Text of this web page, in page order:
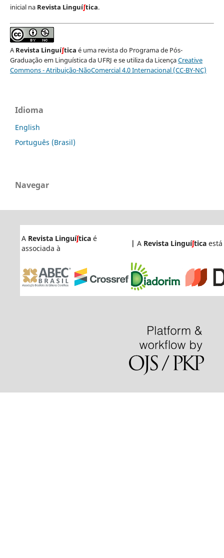
inicial na Revista Linguí∫tica.
ARevista Linguí∫tica é uma revista do Programa de Pós-
Graduação em Linguística da UFRJ e se utiliza da LicençaCreative
Commons - Atribuição-NãoComercial 4.0 Internacional (CC-BY-NC)
Idioma
English
Português (Brasil)
Navegar
A Revista Linguíʃticaé
associada à
| A Revista Linguíʃticaestá